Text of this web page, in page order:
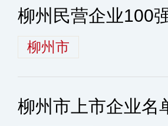
柳州民营企业100
柳州市
柳州市上市企业名